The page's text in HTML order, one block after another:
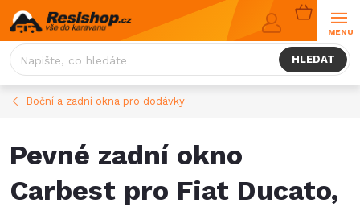
Přejít
na
obsah
HLEDAT
NÁKUPNÍ
KOŠÍK
Boční a zadní okna pro dodávky
Pevné zadní okno
Carbest pro Fiat Ducato,